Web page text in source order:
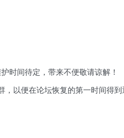
时间待定，带来不便敬请谅解！
，以便在论坛恢复的第一时间得到